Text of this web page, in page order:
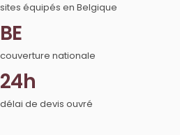
sites équipés en Belgique
BE
couverture nationale
24h
délai de devis ouvré